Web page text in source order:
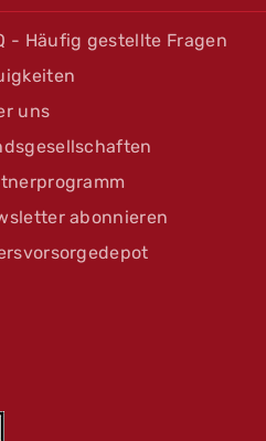
- Häufig gestellte Fragen
uns
abonnieren